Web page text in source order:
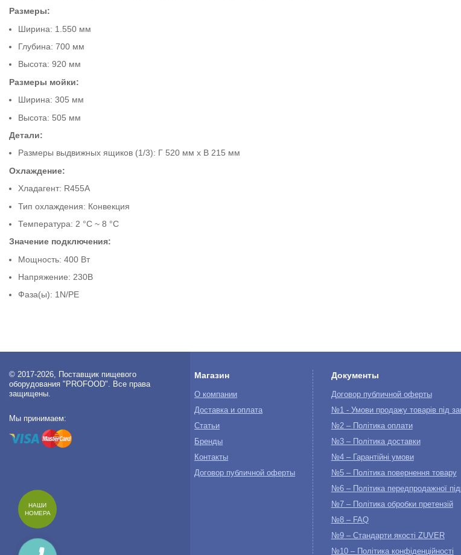
Размеры:
Ширина: 1.550 мм
Глубина: 700 мм
Высота: 920 мм
Размеры мойки:
Ширина: 305 мм
Высота: 505 мм
Детали:
Размеры выдвижных ящиков (1/3): Г 520 мм x В 215 мм
Охлаждение:
Хладагент: R455A
Тип охлаждения: Конвекция
Температура: 2 °C ~ 8 °C
Значение подключения:
Мощность: 400 Вт
Напряжение: 230В
Фаза(ы): 1N/PE
© 2017-2026, Поставщик пищевого
оборудования "PROFOOD". Все права
защищены.
Мы принимаем:
НАШИ
НОМЕРА
Магазин
О компании
Доставка и оплата
Статьи
Бренды
Контакты
Договор публичной оферты
Документы
Договор публичной оферты
№1 - Умови продажу товарів під
№2 – Політика оплати
№3 – Політика доставки
№4 – Гарантійні умови
№5 – Політика повернення товару
№6 – Політика передпродажної
№7 – Політика обробки претензій
№8 – FAQ
№9 – Стандарти якості ZUVER
№10 – Політика конфіденційності